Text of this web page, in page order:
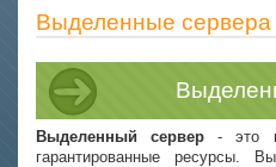
Выделенные
Выделенный сервер - это
гарантированные